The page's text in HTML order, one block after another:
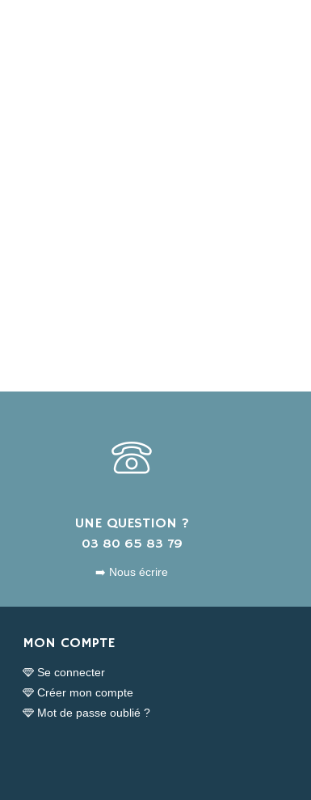
UNE QUESTION ?
03 80 65 83 79
➡️ Nous écrire
MON COMPTE
Se connecter
Créer mon compte
Mot de passe oublié ?